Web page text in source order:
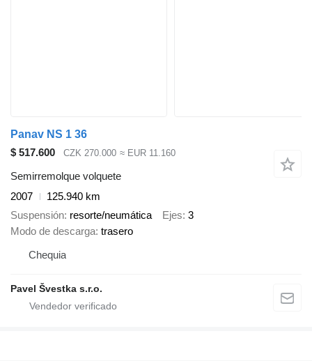
Panav NS 1 36
$ 517.600
CZK 270.000 ≈ EUR 11.160
Semirremolque volquete
2007
125.940 km
Suspensión resorte/neumática Ejes 3
Modo de descarga trasero
Chequia
Pavel Švestka s.r.o.